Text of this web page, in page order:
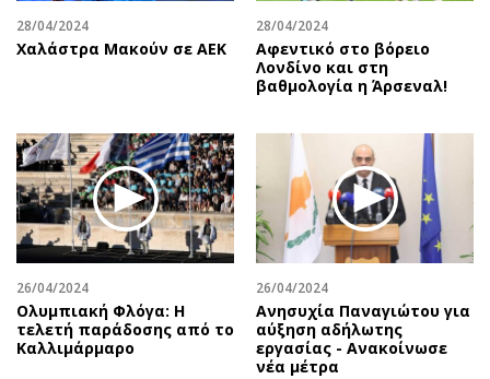
28/04/2024
Χαλάστρα Μακούν σε ΑΕΚ
28/04/2024
Αφεντικό στο βόρειο
Λονδίνο και στη
βαθμολογία η Άρσεναλ!
26/04/2024
Ολυμπιακή Φλόγα: Η
τελετή παράδοσης από το
Καλλιμάρμαρο
26/04/2024
Ανησυχία Παναγιώτου για
αύξηση αδήλωτης
εργασίας - Ανακοίνωσε
νέα μέτρα